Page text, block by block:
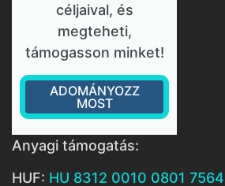
céljaival, és
megteheti,
támogasson minket!
ADOMÁNYOZZ
MOST
Anyagi támogatás:
HUF: HU 8312 0010 0801